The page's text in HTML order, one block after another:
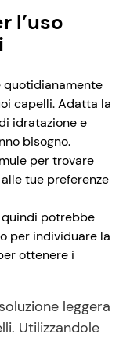
l’uso
quotidianamente
capelli. Adatta la
idratazione e
bisogno.
per trovare
tue preferenze
quindi potrebbe
per individuare la
ottenere i
leggera
Utilizzandole